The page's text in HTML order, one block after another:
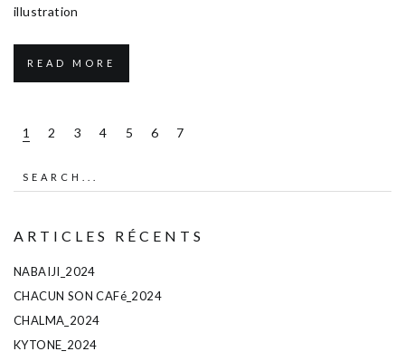
illustration
READ MORE
1 2 3 4 5 6 7
ARTICLES RÉCENTS
NABAIJI_2024
CHACUN SON CAFé_2024
CHALMA_2024
KYTONE_2024